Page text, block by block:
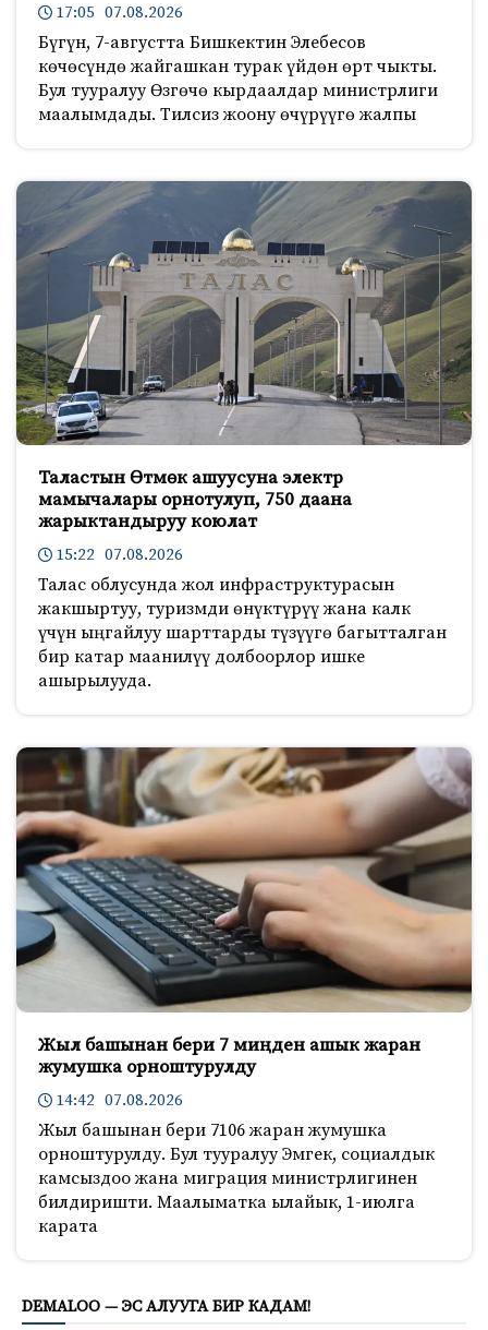
17:05 07.08.2026
Бүгүн, 7-августта Бишкектин Элебесов
көчөсүндө жайгашкан турак үйдөн өрт чыкты.
Бул тууралуу Өзгөчө кырдаалдар министрлиги
маалымдады. Тилсиз жоону өчүрүүгө жалпы
Таластын Өтмөк ашуусуна электр
мамычалары орнотулуп, 750 даана
жарыктандыруу коюлат
15:22 07.08.2026
Талас облусунда жол инфраструктурасын
жакшыртуу, туризмди өнүктүрүү жана калк
үчүн ыңгайлуу шарттарды түзүүгө багытталган
бир катар маанилүү долбоорлор ишке
ашырылууда.
Жыл башынан бери 7 миңден ашык жаран
жумушка орноштурулду
14:42 07.08.2026
Жыл башынан бери 7106 жаран жумушка
орноштурулду. Бул тууралуу Эмгек, социалдык
камсыздоо жана миграция министрлигинен
билдиришти. Маалыматка ылайык, 1-июлга
карата
DEMALOO — ЭС АЛУУГА БИР КАДАМ!